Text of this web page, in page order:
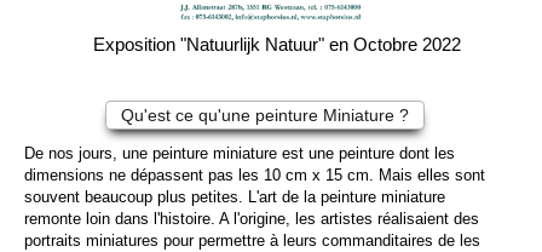
Exposition "Natuurlijk Natuur" en Octobre 2022
Qu'est ce qu'une peinture Miniature ?
De nos jours, une peinture miniature est une peinture dont les
dimensions ne dépassent pas les 10 cm x 15 cm. Mais elles sont
souvent beaucoup plus petites. L'art de la peinture miniature
remonte loin dans l'histoire. A l'origine, les artistes réalisaient des
portraits miniatures pour permettre à leurs commanditaires de les